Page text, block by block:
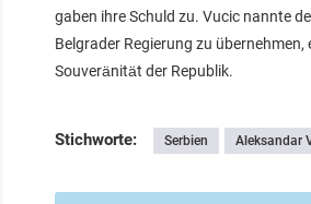
gaben ihre Schuld zu. Vucic nannte
Belgrader Regierung zu
Souveränität der Republik.
Stichworte: Serbien Aleksandar